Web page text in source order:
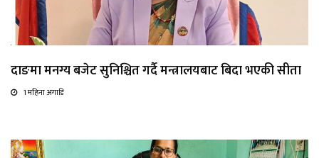
दाङमा मनग्य बजेट सुनिश्चित गर्दै मन्त्रालयबाट बिदा भएकी सीता
1 महिना अगाडि